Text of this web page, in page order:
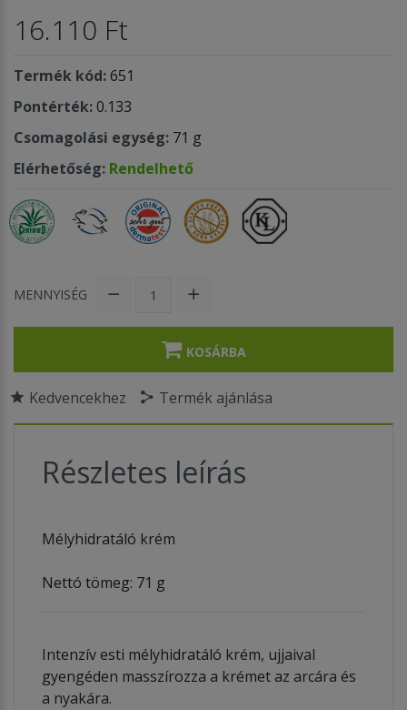
16.110 Ft
Termék kód:651
Pontérték:0.133
Csomagolási egység: 71 g
Elérhetőség: Rendelhető
MENNYISÉG
KOSÁRBA
Kedvencekhez Termék ajánlása
Részletes leírás
Mélyhidratáló krém
Nettó tömeg: 71 g
Intenzív esti mélyhidratáló krém, ujjaival
gyengéden masszírozza a krémet az arcára és
a nyakára.